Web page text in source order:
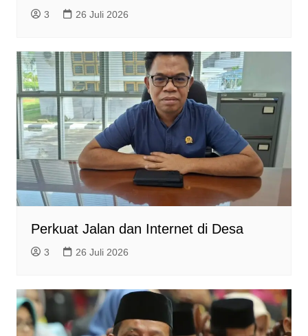
3 26 Juli 2026
Perkuat Jalan dan Internet di Desa
3 26 Juli 2026